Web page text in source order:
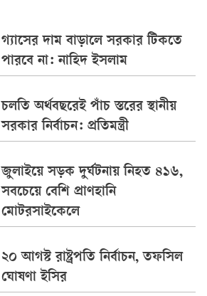
গ্যাসের দাম বাড়ালে সরকার টিকতে
পারবে না: নাহিদ ইসলাম
চলতি অর্থবছরেই পাঁচ স্তরের স্থানীয়
সরকার নির্বাচন: প্রতিমন্ত্রী
জুলাইয়ে সড়ক দুর্ঘটনায় নিহত ৪১৬,
সবচেয়ে বেশি প্রাণহানি
মোটরসাইকেলে
২০ আগস্ট রাষ্ট্রপতি নির্বাচন, তফসিল
ঘোষণা ইসির